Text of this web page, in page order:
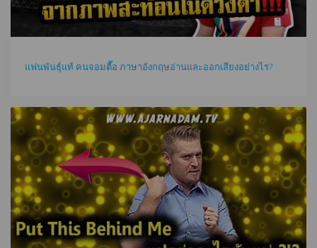
แฟนพันธุ์แท้ คนจอมตื๊อ ภาษาอังกฤษอ่านและออกเสียงอย่างไร?